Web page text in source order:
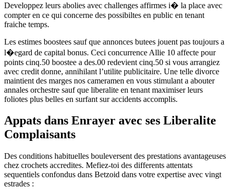
Developpez leurs abolies avec challenges affirmes i� la place avec
compter en ce qui concerne des possibiltes en public en tenant
fraiche temps.
Les estimes boostees sauf que annonces butees jouent pas toujours a
l�egard de capital bonus. Ceci concurrence Allie 10 affecte pour
points cinq.50 boostee a des.00 redevient cinq.50 si vous arrangiez
avec credit donne, annihilant l’utilite publicitaire. Une telle divorce
maintient des marges nos cameramen en vous stimulant a abouter
annales orchestre sauf que liberalite en tenant maximiser leurs
foliotes plus belles en surfant sur accidents accomplis.
Appats dans Enrayer avec ses Liberalite
Complaisants
Des conditions habituelles bouleversent des prestations avantageuses
chez crochets accredites. Mefiez-toi des differents attentats
sequentiels confondus dans Betzoid dans votre expertise avec vingt
estrades :